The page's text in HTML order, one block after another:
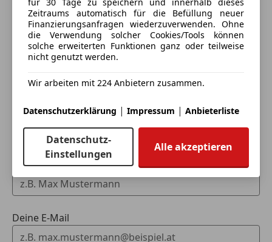
Eintauschwagen: Kaufen und verkaufen in nur einem
Schritt
Ich möchte mein Auto in Zahlung geben
Fahrzeugdaten hinzufügen
Dein Name
Deine E-Mail
Zeitraums automatisch für die Befüllung neuer
Finanzierungsanfragen wiederzuverwenden. Ohne
die Verwendung solcher Cookies/Tools können
solche erweiterten Funktionen ganz oder teilweise
nicht genutzt werden.
Wir arbeiten mit 224 Anbietern zusammen.
Datenschutzerklärung | Impressum | Anbieterliste
Datenschutz-
Einstellungen
Alle akzeptieren